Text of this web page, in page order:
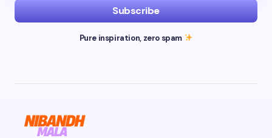
Subscribe
Pure inspiration, zero spam